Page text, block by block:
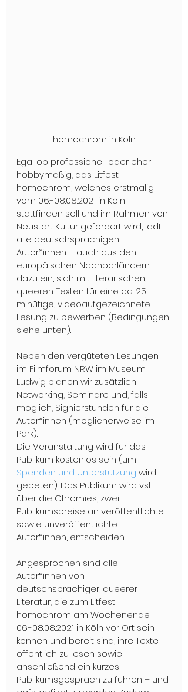
homochrom in Köln
Egal ob professionell oder eher
hobbymäßig, das Litfest
homochrom, welches erstmalig
vom 06.-08.08.2021 in Köln
stattfinden soll und im Rahmen von
Neustart Kultur gefördert wird, lädt
alle deutschsprachigen
Autor*innen – auch aus den
europäischen Nachbarländern –
dazu ein, sich mit literarischen,
queeren Texten für eine ca. 25-
minütige, videoaufgezeichnete
Lesung zu bewerben (Bedingungen
siehe unten).
Neben den vergüteten Lesungen
im Filmforum NRW im Museum
Ludwig planen wir zusätzlich
Networking, Seminare und, falls
möglich, Signierstunden für die
Autor*innen (möglicherweise im
Park).
Die Veranstaltung wird für das
Publikum kostenlos sein (um
Spenden und Unterstützung wird
gebeten). Das Publikum wird vsl.
über die Chromies, zwei
Publikumspreise an veröffentlichte
sowie unveröffentlichte
Autor*innen, entscheiden.
Angesprochen sind alle
Autor*innen von
deutschsprachiger, queerer
Literatur, die zum Litfest
homochrom am Wochenende
06.-08.08.2021 in Köln vor Ort sein
können und bereit sind, ihre Texte
öffentlich zu lesen sowie
anschließend ein kurzes
Publikumsgespräch zu führen – und